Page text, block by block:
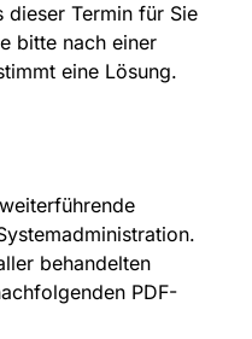
dieser Termin für Sie
bitte nach einer
eine Lösung.
behandelten
PDF-